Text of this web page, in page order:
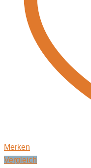
Merken
Vergleich